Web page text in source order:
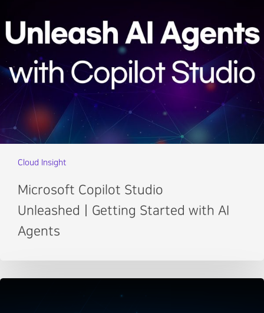
Cloud Insight
Microsoft Copilot Studio
UnleashedㅣGetting Started with AI
Agents